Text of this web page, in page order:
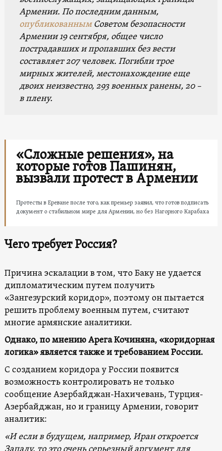
Армении. По последним данным,
опубликованнымСоветом безопасности
Армении 19 сентября, общее число
пострадавших и пропавших без вести
составляет 207 человек. Погибли трое
мирных жителей, местонахождение еще
двоих неизвестно, 293 военных ранены, 20 –
в плену.
«Сложные решения», на
которые готов Пашинян,
вызвали протест в Армении
Протесты в Ереване после того, как премьер заявил, что готов подписать
документ о стабильном мире для Армении, но без Нагорного Карабаха
Чего требует Россия?
Причина эскалации в том, что Баку не удается
дипломатическим путем получить
«Зангезурский коридор», поэтому он пытается
решить проблему военным путем, считают
многие армянские аналитики.
Однако, по мнению Арега Кочиняна, «коридорная
логика» является также и требованием России.
С созданием коридора у России появится
возможность контролировать не только
сообщение Азербайджан-Нахичевань, Турция-
Азербайджан, но и границу Армении, говорит
аналитик:
«И если в будущем, например, Иран откроется